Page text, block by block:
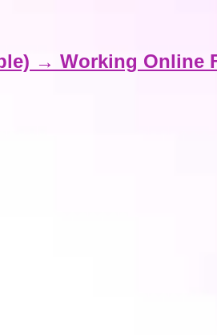
→ Working Online